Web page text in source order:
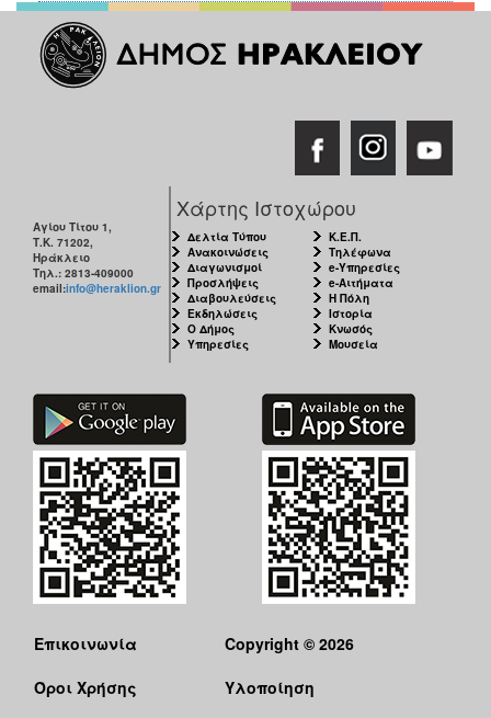
Αγίου Τίτου 1,
Τ.Κ. 71202,
Ηράκλειο
Τηλ.: 2813-409000
email:info@heraklion.gr
Χάρτης Ιστοχώρου
Δελτία Τύπου
Ανακοινώσεις
Διαγωνισμοί
Προσλήψεις
Διαβουλεύσεις
Εκδηλώσεις
Ο Δήμος
Υπηρεσίες
Κ.Ε.Π.
Τηλέφωνα
e-Υπηρεσίες
e-Αιτήματα
Η Πόλη
Ιστορία
Κνωσός
Μουσεία
Επικοινωνία
Όροι Χρήσης
Copyright © 2026
Υλοποίηση